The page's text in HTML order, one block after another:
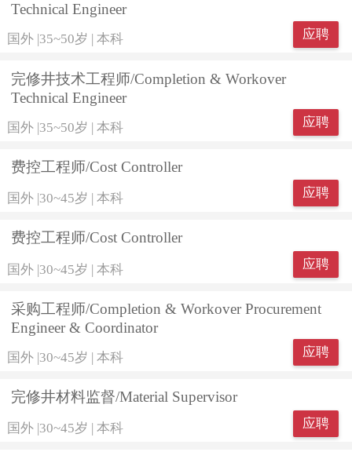
Technical Engineer
国外| 35~50岁 本科 应聘
完修井技术工程师/Completion & Workover
Technical Engineer
国外|35~50岁 | 本科 应聘
费控工程师/Cost Controller
国外| 30~45岁 本科 应聘
费控工程师/Cost Controller
国外|30~45岁 | 本科 应聘
采购工程师/Completion & Workover Procurement
Engineer & Coordinator
国外|30~45岁 | 本科 应聘
完修井材料监督/Material Supervisor
国外| 30~45岁 本科 应聘